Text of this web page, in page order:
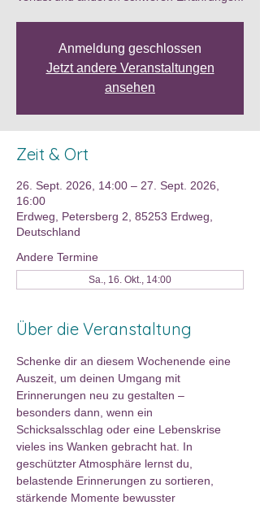
Anmeldung geschlossen
Jetzt andere Veranstaltungen
ansehen
Zeit & Ort
26. Sept. 2026, 14:00 – 27. Sept. 2026,
16:00
Erdweg, Petersberg 2, 85253 Erdweg,
Deutschland
Andere Termine
Sa., 16. Okt., 14:00
Über die Veranstaltung
Schenke dir an diesem Wochenende eine
Auszeit, um deinen Umgang mit
Erinnerungen neu zu gestalten –
besonders dann, wenn ein
Schicksalsschlag oder eine Lebenskrise
vieles ins Wanken gebracht hat. In
geschützter Atmosphäre lernst du,
belastende Erinnerungen zu sortieren,
stärkende Momente bewusster